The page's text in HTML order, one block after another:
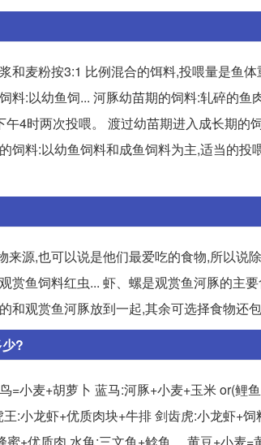
和麦粉按3:1 比例混合的饵料,投喂量是鱼
料:以幼鱼饲... 河豚幼苗期的饲料:轧碎的鱼
4时两次投喂。 渡过幼苗期进入成长期的
饲料:以幼鱼饲料和成鱼饲料为主,适当的
来源,也可以说是他们最爱吃的食物,所以说
赏鱼饲料红虫... 虾、螺是观赏鱼河豚的主
和观赏鱼河豚放到一起,其余可选择食物还包
?
=小麦+胡萝卜 蓝马:河豚+小麦+玉米 or(鲤
:小龙虾+优质肉块+牛排 剑齿虎:小龙虾+
+优质肉 水龟:三文鱼+鲶鱼 ... 黄豆+小麦